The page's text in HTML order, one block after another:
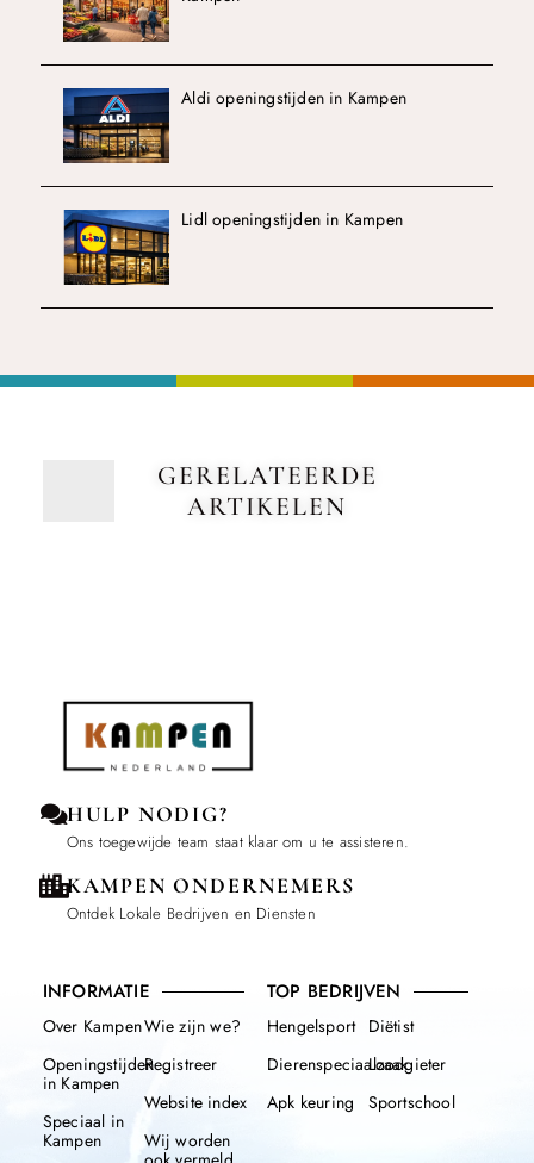
Aldi openingstijden in Kampen
Lidl openingstijden in Kampen
GERELATEERDE
ARTIKELEN
HULP NODIG?
Ons toegewijde team staat klaar om u te assisteren.
KAMPEN ONDERNEMERS
Ontdek Lokale Bedrijven en Diensten
INFORMATIE
Over Kampen
Openingstijden
in Kampen
Speciaal in
Kampen
Wie zijn we?
Registreer
Website index
Wij worden
TOP BEDRIJVEN
Hengelsport
Dierenspeciaalzaak
Apk keuring
Diëtist
Loodgieter
Sportschool